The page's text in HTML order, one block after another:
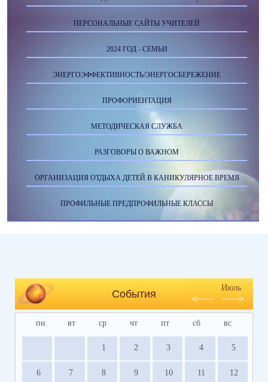
ПЕРСОНАЛЬНЫЕ САЙТЫ УЧИТЕЛЕЙ
2024 ГОД - СЕМЬИ
ЭНЕРГОЭФФЕКТИВНОСТЬ/ЭНЕРГОСБЕРЕЖЕНИЕ
ПРОФОРИЕНТАЦИЯ
МЕТОДИЧЕСКАЯ СЛУЖБА
РАЗГОВОРЫ О ВАЖНОМ
ОРГАНИЗАЦИЯ ОТДЫХА ДЕТЕЙ В КАНИКУЛЯРНОЕ ВРЕМЯ
ПРОФИЛЬНЫЕ ПРЕДПРОФИЛЬНЫЕ КЛАССЫ
События
Июль
пн вт ср чт пт сб вс
1 2 3 4 5
6 7 8 9 10 11 12